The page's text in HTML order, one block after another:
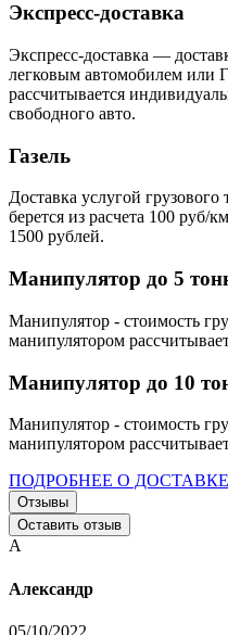
Экспресс-доставка
Экспресс-доставка —
легковым автомобилем или
рассчитывается
свободного авто.
Газель
Доставка услугой грузового
берется из расчета 100 руб/
1500 рублей.
Манипулятор до 5
Манипулятор - стоимость
манипулятором
Манипулятор до 10
Манипулятор - стоимость
манипулятором
ПОДРОБНЕЕ О ДОСТАВКЕ
Отзывы
Оставить отзыв
А
Александр
05/10/2022